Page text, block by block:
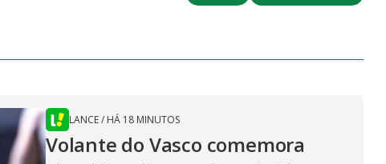
LANCE/ HÁ 18 MINUTOS
Volante do Vasco comemora